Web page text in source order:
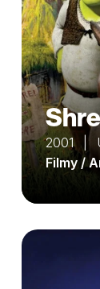
2001 |
Filmy /